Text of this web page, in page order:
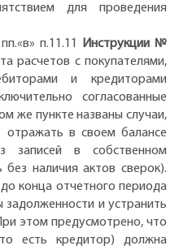
для проведения
п.11.11
Инструкции №
расчетов с покупателями,
и кредиторами
согласованные
же пункте названы случаи,
в своем балансе
записей в собственном
без наличия актов сверок).
конца отчетного периода
задолженности и устранить
этом предусмотрено, что
есть кредитор) должна